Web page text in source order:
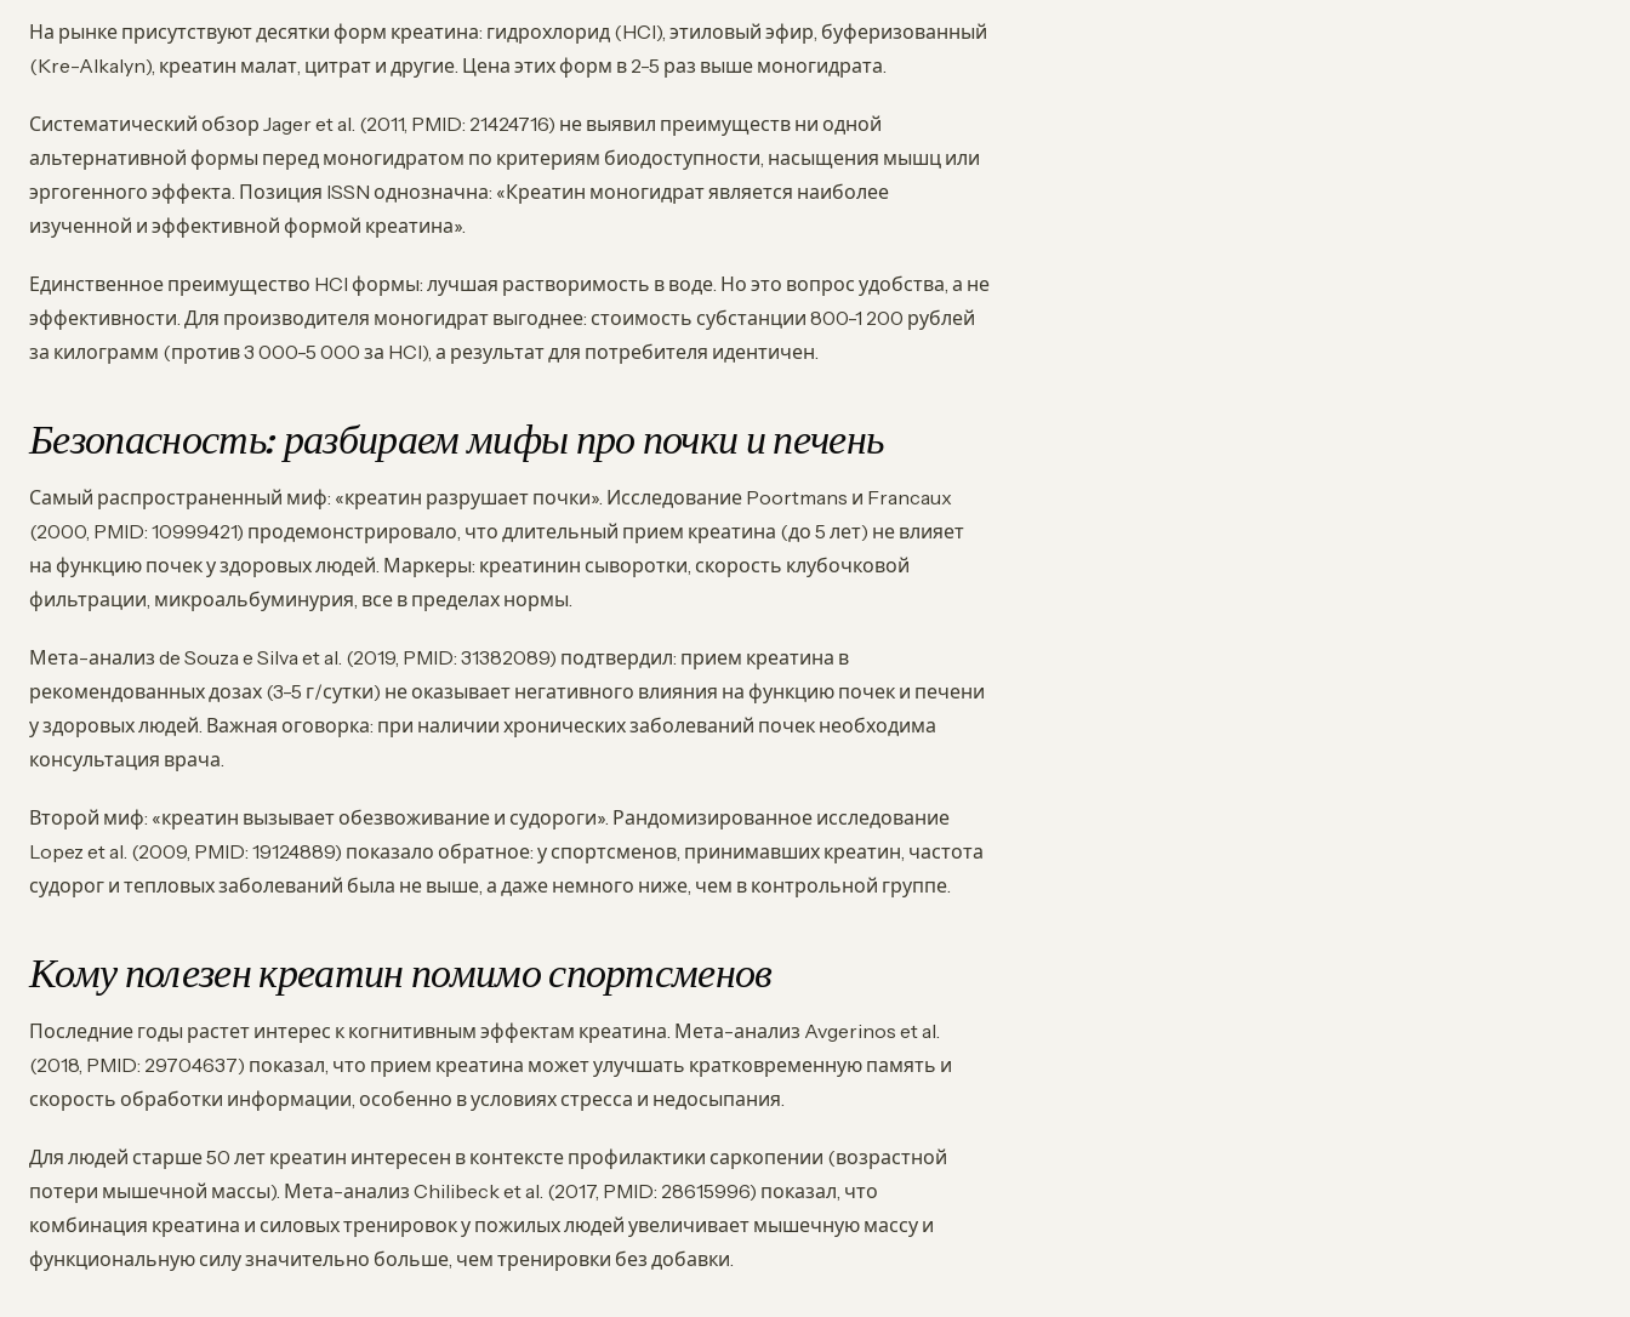
На рынке присутствуют десятки форм креатина: гидрохлорид (HCl), этиловый эфир, буферизованный
(Kre-Alkalyn), креатин малат, цитрат и другие. Цена этих форм в 2-5 раз выше моногидрата.
Систематический обзор Jager et al. (2011, PMID: 21424716) не выявил преимуществ ни одной
альтернативной формы перед моногидратом по критериям биодоступности, насыщения мышц или
эргогенного эффекта. Позиция ISSN однозначна: «Креатин моногидрат является наиболее
изученной и эффективной формой креатина».
Единственное преимущество HCl формы: лучшая растворимость в воде. Но это вопрос удобства, а не
эффективности. Для производителя моногидрат выгоднее: стоимость субстанции 800-1 200 рублей
за килограмм (против 3 000-5 000 за HCl), а результат для потребителя идентичен.
Безопасность: разбираем мифы про почки и печень
Самый распространенный миф: «креатин разрушает почки». Исследование Poortmans и Francaux
(2000, PMID: 10999421) продемонстрировало, что длительный прием креатина (до 5 лет) не влияет
на функцию почек у здоровых людей. Маркеры: креатинин сыворотки, скорость клубочковой
фильтрации, микроальбуминурия, все в пределах нормы.
Мета-анализ de Souza e Silva et al. (2019, PMID: 31382089) подтвердил: прием креатина в
рекомендованных дозах (3-5 г/сутки) не оказывает негативного влияния на функцию почек и печени
у здоровых людей. Важная оговорка: при наличии хронических заболеваний почек необходима
консультация врача.
Второй миф: «креатин вызывает обезвоживание и судороги». Рандомизированное исследование
Lopez et al. (2009, PMID: 19124889) показало обратное: у спортсменов, принимавших креатин, частота
судорог и тепловых заболеваний была не выше, а даже немного ниже, чем в контрольной группе.
Кому полезен креатин помимо спортсменов
Последние годы растет интерес к когнитивным эффектам креатина. Мета-анализ Avgerinos et al.
(2018, PMID: 29704637) показал, что прием креатина может улучшать кратковременную память и
скорость обработки информации, особенно в условиях стресса и недосыпания.
Для людей старше 50 лет креатин интересен в контексте профилактики саркопении (возрастной
потери мышечной массы). Мета-анализ Chilibeck et al. (2017, PMID: 28615996) показал, что
комбинация креатина и силовых тренировок у пожилых людей увеличивает мышечную массу и
функциональную силу значительно больше, чем тренировки без добавки.